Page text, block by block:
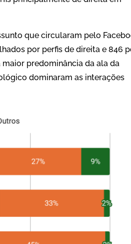
que circularam pelo
por perfis de direita e 846
predominância da ala da
dominaram as interações